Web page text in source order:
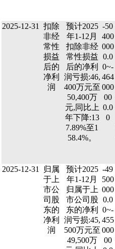
2025-12-31
扣除
非经
常性
损益
后的
净利
润
预计2025
年1-12月
扣除非经
常性损益
后的净利
润亏损:46,
400万元至
50,400万
元,同比上
年下降:13
7.89%至1
58.4%。
-50
400
000
0.0
0~-
464
000
00
0.0
0
2025-12-31
归属
于上
市公
司股
东的
净利
润
预计2025
年1-12月
归属于上
市公司股
东的净利
润亏损:45,
500万元至
49,500万
-49
500
000
0.0
0~-
455
000
00